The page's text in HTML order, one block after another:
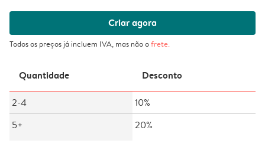
Criar agora
Todos os preços já incluem IVA, mas não ofrete.
Quantidade Desconto
2-4
10%
5+
20%